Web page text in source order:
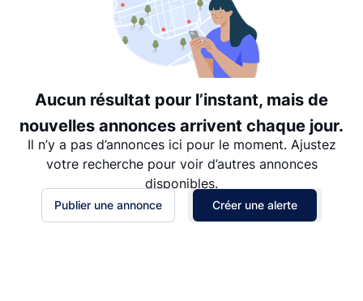
Aucun résultat pour l’instant, mais de
nouvelles annonces arrivent chaque jour.
Il n’y a pas d’annonces ici pour le moment. Ajustez
votre recherche pour voir d’autres annonces
disponibles.
Publier une annonce Créer une alerte